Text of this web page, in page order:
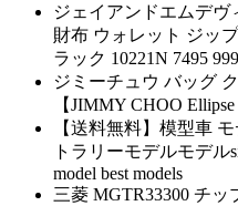
ジェイアンドエムデ
財布 ウォレット ジッ
ラック 10221N 7495
ジミーチュウ バッグ
【JIMMY CHOO Ellipse
【送料無料】模型車
トラリーモデルモデル
model best models
三菱 MGTR33300 チッ